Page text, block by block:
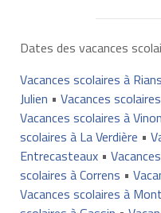
Dates des vacances
Vacances scolaires à Rians
Julien • Vacances
Vacances scolaires à
scolaires à La Verdière •
Entrecasteaux•
scolaires à Correns •
Vacances scolaires à